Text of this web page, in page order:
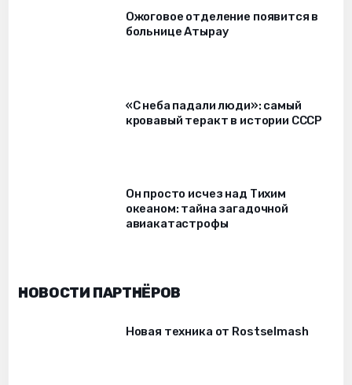
Ожоговое отделение появится в
больнице Атырау
«С неба падали люди»: самый
кровавый теракт в истории СССР
Он просто исчез над Тихим
океаном: тайна загадочной
авиакатастрофы
НОВОСТИ ПАРТНЁРОВ
Новая техника от Rostselmash